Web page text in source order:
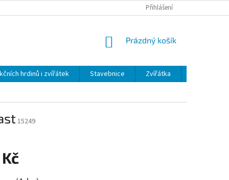
Přihlášení
NÁKUPNÍ
Prázdný košík
hrdinů i zvířátek Stavebnice Zvířátka
15249